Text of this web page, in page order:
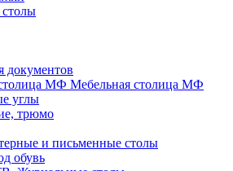
Мебельная столица МФ
углы
трюмо
и письменные столы
обувь